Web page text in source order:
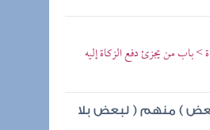
> باب من يجزئ دفع الزكاة إليه
بعض ) منهم ( لبعض بلا